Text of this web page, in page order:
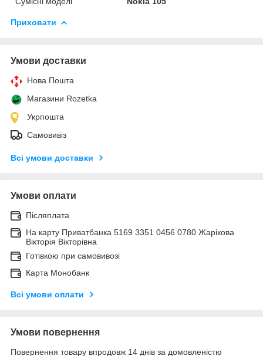
Приховати
Умови доставки
Нова Пошта
Магазини Rozetka
Укрпошта
Самовивіз
Всі умови доставки
Умови оплати
Післяплата
На карту Приватбанка 5169 3351 0456 0780 Жарікова
Вікторія Вікторівна
Готівкою при самовивозі
Карта Монобанк
Всі умови оплати
Умови повернення
Повернення товару впродовж 14 днів за домовленістю